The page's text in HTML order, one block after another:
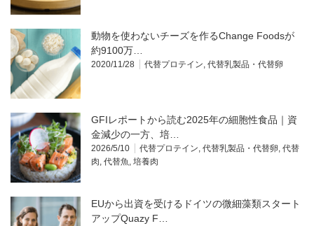
動物を使わないチーズを作るChange Foodsが
約9100万…
2020/11/28 代替プロテイン, 代替乳製品・代替卵
GFIレポートから読む2025年の細胞性食品｜資
金減少の一方、培…
2026/5/10 代替プロテイン, 代替乳製品・代替卵, 代替
肉, 代替魚, 培養肉
EUから出資を受けるドイツの微細藻類スタート
アップQuazy F…